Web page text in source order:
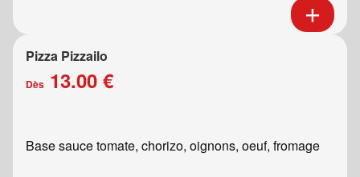
Pizza Pizzailo
Dès 13.00 €
Base sauce tomate, chorizo, oignons, oeuf, fromage